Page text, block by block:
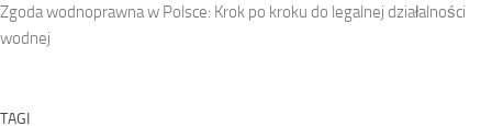
Zgoda wodnoprawna w Polsce: Krok po kroku do legalnej działalności
wodnej
TAGI